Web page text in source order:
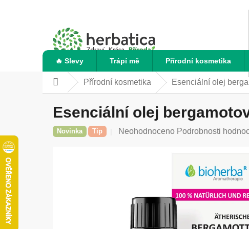
🔥 Slevy Trápí mě Přírodní kosmetika
Domů Přírodní kosmetika Esenciální olej
Esenciální olej
Novinka Tip
Průměrné
hvězdiček.
Neohodnoceno Podrobnosti